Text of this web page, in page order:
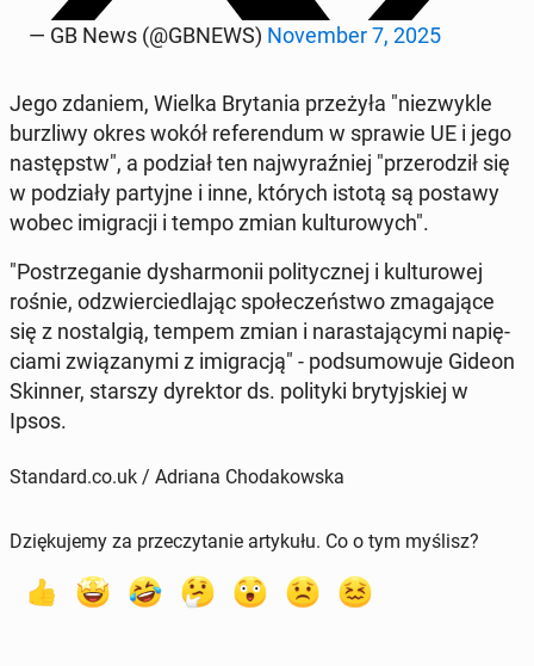
— GB News (@GBNEWS) No­vem­ber 7, 2025
Jego zdaniem, Wielka Bry­ta­nia prze­ży­ła "nie­zwy­kle
burz­li­wy okres wokół re­fe­ren­dum w sprawie UE i jego
na­stępstw", a podział ten naj­wy­raź­niej "prze­ro­dził się
w po­dzia­ły par­tyj­ne i inne, których istotą są postawy
wobec imi­gra­cji i tempo zmian kul­tu­ro­wych".
"Po­strze­ga­nie dys­har­mo­nii po­li­tycz­nej i kul­tu­ro­wej
rośnie, od­zwier­cie­dla­jąc spo­łe­czeń­stwo zma­ga­ją­ce
się z no­stal­gią, tempem zmian i na­ra­sta­ją­cy­mi na­pię­
cia­mi zwią­za­ny­mi z imi­gra­cją" - pod­su­mo­wu­je Gideon
Skinner, starszy dy­rek­tor ds. po­li­ty­ki bry­tyj­skiej w
Ipsos.
Standard.co.uk / Adriana Chodakowska
Dziękujemy za przeczytanie artykułu. Co o tym myślisz?